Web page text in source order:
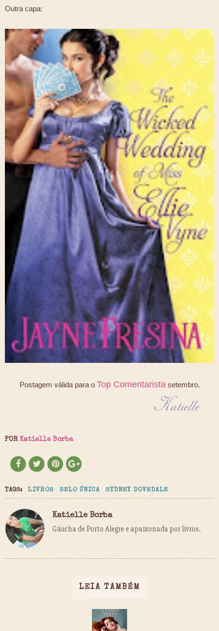
Outra capa:
Postagem válida para o Top Comentarista setembro.
POR Katielle Borba
TAGS: LIVROS SELO ÚNICA SYDNEY DOVEDALE
Katielle Borba
Gáucha de Porto Alegre e apaixonada por livros.
LEIA TAMBÉM